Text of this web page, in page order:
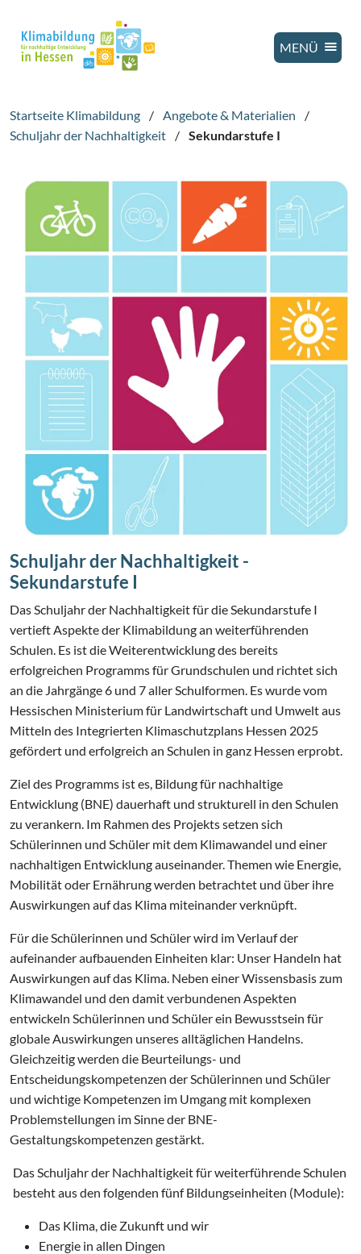
MENÜ
Startseite Klimabildung / Angebote & Materialien
/
Schuljahr der Nachhaltigkeit
/ Sekundarstufe I
Schuljahr der Nachhaltigkeit -
Sekundarstufe I
Das Schuljahr der Nachhaltigkeit für die Sekundarstufe I
vertieft Aspekte der Klimabildung an weiterführenden
Schulen. Es ist die Weiterentwicklung des bereits
erfolgreichen Programms für Grundschulen und richtet sich
an die Jahrgänge 6 und 7 aller Schulformen. Es wurde vom
Hessischen Ministerium für Landwirtschaft und Umwelt aus
Mitteln des Integrierten Klimaschutzplans Hessen 2025
gefördert und erfolgreich an Schulen in ganz Hessen erprobt.
Ziel des Programms ist es, Bildung für nachhaltige
Entwicklung (BNE) dauerhaft und strukturell in den Schulen
zu verankern. Im Rahmen des Projekts setzen sich
Schülerinnen und Schüler mit dem Klimawandel und einer
nachhaltigen Entwicklung auseinander. Themen wie Energie,
Mobilität oder Ernährung werden betrachtet und über ihre
Auswirkungen auf das Klima miteinander verknüpft.
Für die Schülerinnen und Schüler wird im Verlauf der
aufeinander aufbauenden Einheiten klar: Unser Handeln hat
Auswirkungen auf das Klima. Neben einer Wissensbasis zum
Klimawandel und den damit verbundenen Aspekten
entwickeln Schülerinnen und Schüler ein Bewusstsein für
globale Auswirkungen unseres alltäglichen Handelns.
Gleichzeitig werden die Beurteilungs- und
Entscheidungskompetenzen der Schülerinnen und Schüler
und wichtige Kompetenzen im Umgang mit komplexen
Problemstellungen im Sinne der BNE-
Gestaltungskompetenzen gestärkt.
Das Schuljahr der Nachhaltigkeit für weiterführende Schulen
besteht aus den folgenden fünf Bildungseinheiten (Module):
Das Klima, die Zukunft und wir
Energie in allen Dingen